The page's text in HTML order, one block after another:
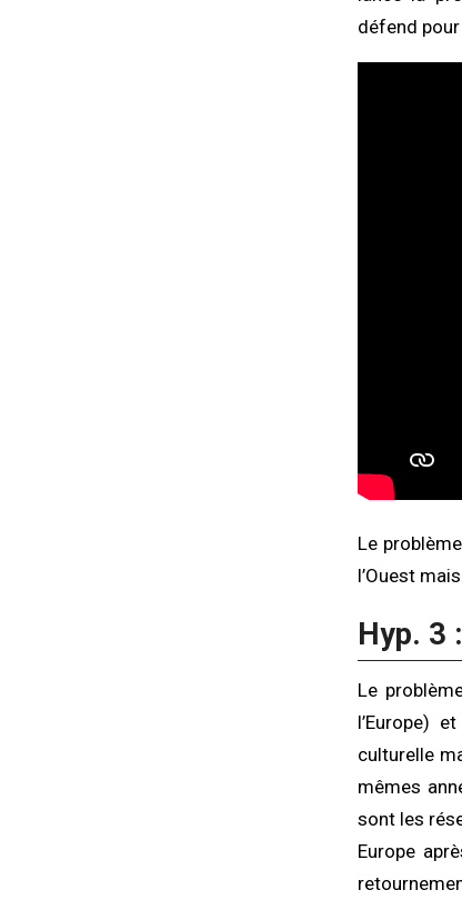
défend pour
Le
l’Ouest
Hyp. 3
Le
l’Europe)
culturelle
mêmes
sont les
Europe